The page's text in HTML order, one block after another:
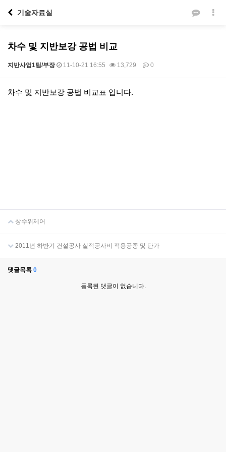
기술자료실
차수 및 지반보강 공법 비교
지반사업1팀/부장 11-10-21 16:55 13,729 0
본문
차수 및 지반보강 공법 비교표 입니다.
상수위제어
2011년 하반기 건설공사 실적공사비 적용공종 및 단가
댓글목록 0
등록된 댓글이 없습니다.